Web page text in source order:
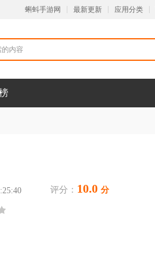
蝌蚪手游网 最新更新 应用分类
评分： 10.0 分